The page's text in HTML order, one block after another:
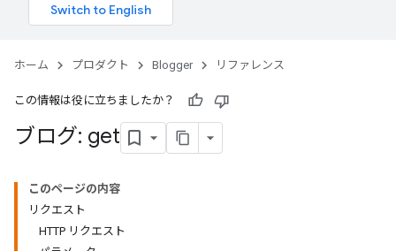
ホーム プロダクト Blogger リファレンス
この情報は役に立ちましたか？
ブログ: get
このページの内容
リクエスト
HTTP リクエスト